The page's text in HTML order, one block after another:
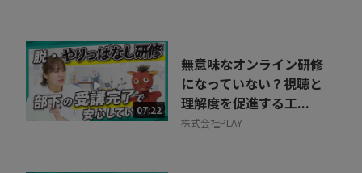
07:22
無意味なオンライン研修
になっていない？視聴と
理解度を促進する工...
株式会社PLAY